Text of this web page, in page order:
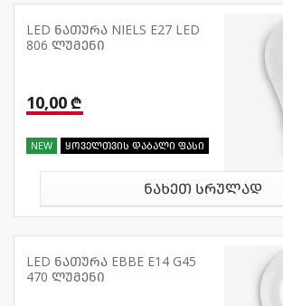
LED ნათურა NIELS E27 LED
806 ლუმენი
10,00 ₾
NEW ყოველთვის დაბალი ფასი
ნახეთ სრულად
LED ნათურა EBBE E14 G45
470 ლუმენი